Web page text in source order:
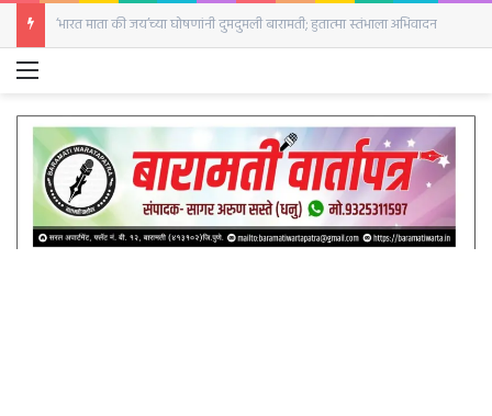
बारामतीत सजली घोड्यांची बाजारपेठ; पहिल्याच दिवशी २५ घोडे दाखल
Menu